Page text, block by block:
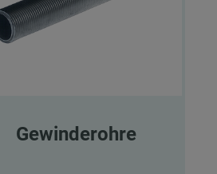
Gewinderohre